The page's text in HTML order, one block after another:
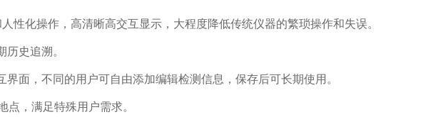
化操作，高清晰高交互显示，大程度降低传统仪器的繁琐操作和失误。
史追溯。
，不同的用户可自由添加编辑检测信息，保存后可长期使用。
，满足特殊用户需求。